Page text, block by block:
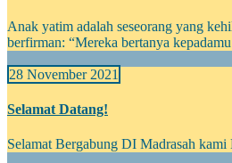
Anak yatim adalah seseorang yang
berfirman: “Mereka bertanya
28 November 2021
Selamat Datang!
Selamat Bergabung DI Madrasah